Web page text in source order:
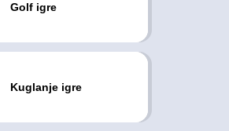
Golf igre
Kuglanje igre